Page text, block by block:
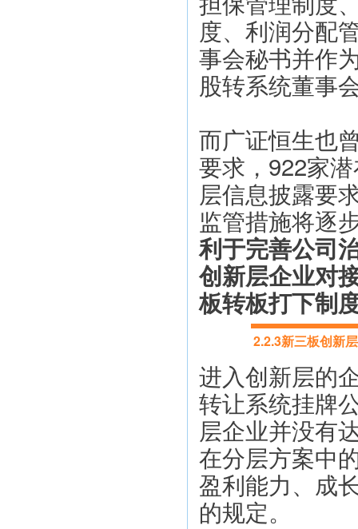
度、利润分配
事会秘书并作
股转系统董事
而广证恒生也
要求，922家
层信息披露要
监管措施将逐
利于完善公司
创新层企业对
板转板打下制
2.2.3新三板创新
进入创新层的
转让系统挂牌
层企业并没有
在分层方案中
盈利能力、成
的规定。